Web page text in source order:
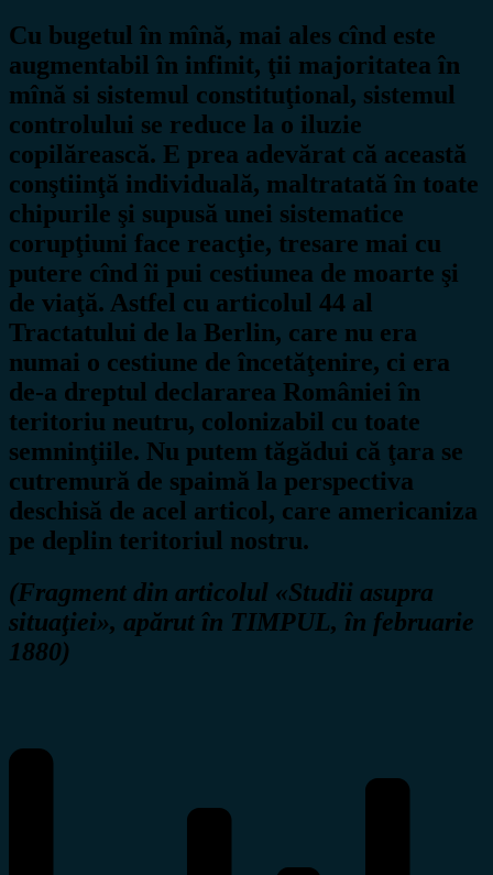
Cu bugetul în mînă, mai ales cînd este
augmentabil în infinit, ţii majoritatea în
mînă si sistemul constituţional, sistemul
controlului se reduce la o iluzie
copilărească. E prea adevărat că această
conştiinţă individuală, maltratată în toate
chipurile şi supusă unei sistematice
corupţiuni face reacţie, tresare mai cu
putere cînd îi pui cestiunea de moarte şi
de viaţă. Astfel cu articolul 44 al
Tractatului de la Berlin, care nu era
numai o cestiune de încetăţenire, ci era
de-a dreptul declararea României în
teritoriu neutru, colonizabil cu toate
semninţiile. Nu putem tăgădui că ţara se
cutremură de spaimă la perspectiva
deschisă de acel articol, care americaniza
pe deplin teritoriul nostru.
(Fragment din articolul «Studii asupra
situaţiei», apărut în TIMPUL, în februarie
1880)